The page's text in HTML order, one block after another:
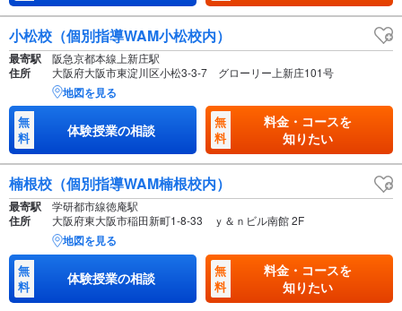
小松校（個別指導WAM小松校内）
最寄駅 阪急京都本線上新庄駅
住所 大阪府大阪市東淀川区小松3-3-7 グローリー上新庄101号
地図を見る
無
料
体験授業の相談
無
料
料金・コースを
知りたい
楠根校（個別指導WAM楠根校内）
最寄駅 学研都市線徳庵駅
住所 大阪府東大阪市稲田新町1-8-33 ｙ＆ｎビル南館 2F
地図を見る
無
料
体験授業の相談
無
料
料金・コースを
知りたい